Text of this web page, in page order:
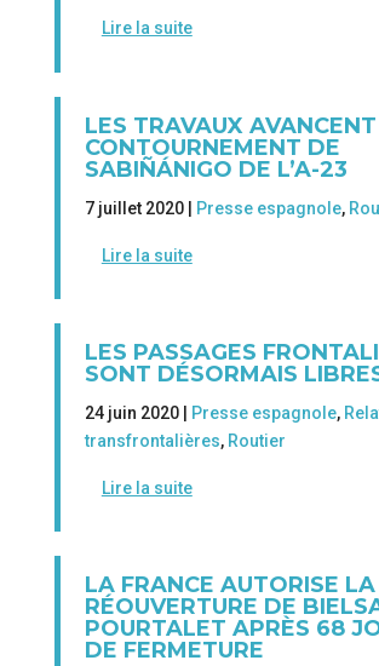
Lire la suite
LES TRAVAUX
CONTOURNEMENT DE
SABIÑÁNIGO DE L’A-23
7 juillet 2020 | Presse espagnole,
Lire la suite
LES PASSAGES
SONT DÉSORMAIS
24 juin 2020 | Presse espagnole,
transfrontalières, Routier
Lire la suite
LA FRANCE AUTORISE LA
RÉOUVERTURE DE
POURTALET APRÈS 68
DE FERMETURE